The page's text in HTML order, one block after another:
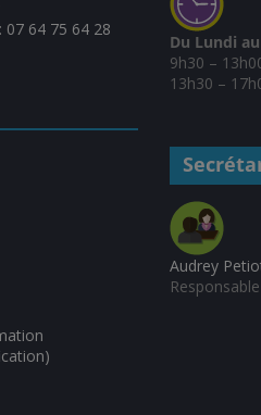
07 64 75 64 28
Du Lundi
9h30 –
13h30 –
Audrey